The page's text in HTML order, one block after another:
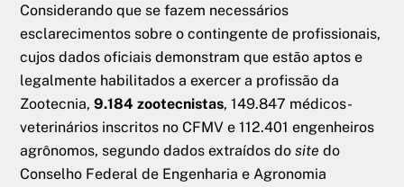
Considerando que se fazem necessários
esclarecimentos sobre o contingente de profissionais,
cujos dados oficiais demonstram que estão aptos e
legalmente habilitados a exercer a profissão da
Zootecnia,9.184 zootecnistas, 149.847 médicos-
veterinários inscritos no CFMV e 112.401 engenheiros
agrônomos, segundo dados extraídos dosite do
Conselho Federal de Engenharia e Agronomia